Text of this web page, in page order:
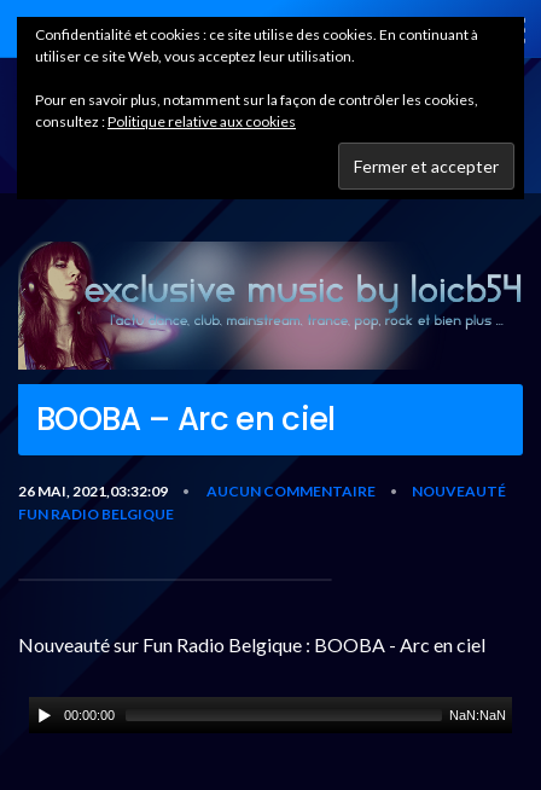
Home
BOOBA – Arc en ciel
26 MAI, 2021,03:32:09 • AUCUN COMMENTAIRE •
NOUVEAUTÉ
FUN RADIO BELGIQUE
Nouveauté sur Fun Radio Belgique : BOOBA - Arc en ciel
00:00:00 NaN:NaN
Confidentialité et cookies : ce site utilise des cookies. En continuant à
utiliser ce site Web, vous acceptez leur utilisation.
Pour en savoir plus, notamment sur la façon de contrôler les cookies,
consultez :Politique relative aux cookies